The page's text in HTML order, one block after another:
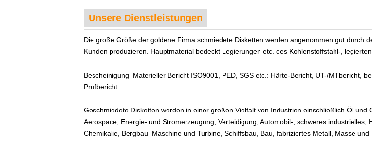
Unsere Dienstleistungen
Die große Größe der goldene Firma schmiedete Disketten werden angenommen gut durch
Kunden produzieren. Hauptmaterial bedeckt Legierungen etc. des Kohlenstoffstahl-,
Bescheinigung: Materieller Bericht ISO9001, PED, SGS etc.: Härte-Bericht, UT-/MTbericht,
Prüfbericht
Geschmiedete Disketten werden in einer großen Vielfalt von Industrien einschließlich Öl
Aerospace, Energie- und Stromerzeugung, Verteidigung, Automobil-, schweres
Chemikalie, Bergbau, Maschine und Turbine, Schiffsbau, Bau, fabriziertes Metall, Masse